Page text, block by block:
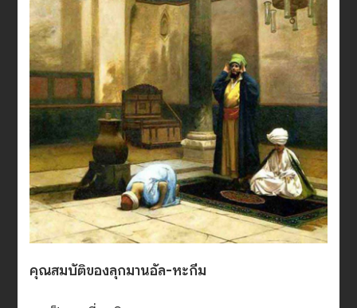
คุณสมบัติของลุกมานอัล-หะกีม